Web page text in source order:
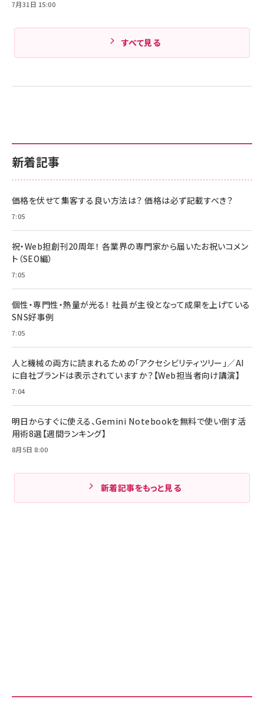
新着記事
価格を伏せて集客する良い方法は？ 価格は必ず記載すべき？
7:05
祝・Web担創刊20周年！ 各業界の専門家から届いたお祝いコメン
ト（SEO編）
7:05
個性・専門性・熱量が光る！ 社員が主役となって成果を上げている
SNS好事例
7:05
人と機械の両方に読まれるための「アクセシビリティツリー」／AI
に自社ブランドは表示されていますか？【Web担当者向け講演】
7:04
明日からすぐに使える、Gemini Notebookを無料で使い倒す活
用術8選【週間ランキング】
8月5日 8:00
新着記事をもっと見る
7月31日 15:00
すべて見る